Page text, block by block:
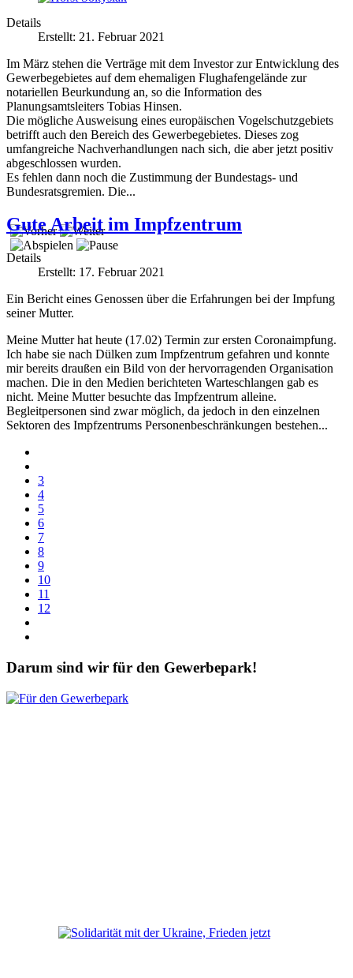
Details
Erstellt: 21. Februar 2021
Im März stehen die Verträge mit dem Investor zur Entwicklung des
Gewerbegebietes auf dem ehemaligen Flughafengelände zur
notariellen Beurkundung an, so die Information des
Planungsamtsleiters Tobias Hinsen.
Die mögliche Ausweisung eines europäischen Vogelschutzgebiets
betrifft auch den Bereich des Gewerbegebietes. Dieses zog
umfangreiche Nachverhandlungen nach sich, die aber jetzt positiv
abgeschlossen wurden.
Es fehlen dann noch die Zustimmung der Bundestags- und
Bundesratsgremien. Die...
Gute Arbeit im Impfzentrum
Details
Erstellt: 17. Februar 2021
Ein Bericht eines Genossen über die Erfahrungen bei der Impfung
seiner Mutter.
Meine Mutter hat heute (17.02) Termin zur ersten Coronaimpfung.
Ich habe sie nach Dülken zum Impfzentrum gefahren und konnte
mir bereits draußen ein Bild von der hervorragenden Organisation
machen. Die in den Medien berichteten Warteschlangen gab es
nicht. Meine Mutter besuchte das Impfzentrum alleine.
Begleitpersonen sind zwar möglich, da jedoch in den einzelnen
Sektoren des Impfzentrums Personenbeschränkungen bestehen...
3
4
5
6
7
8
9
10
11
12
Darum sind wir für den Gewerbepark!